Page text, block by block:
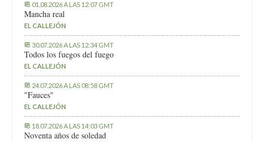
01.08.2026 A LAS 12:07 GMT
Mancha real
EL CALLEJÓN
30.07.2026 A LAS 12:34 GMT
Todos los fuegos del fuego
EL CALLEJÓN
24.07.2026 A LAS 08:58 GMT
"Fauces"
EL CALLEJÓN
18.07.2026 A LAS 14:03 GMT
Noventa años de soledad